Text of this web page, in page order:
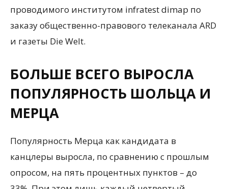
проводимого институтом infratest dimap по
заказу общественно-правового телеканала ARD
и газеты Die Welt.
БОЛЬШЕ ВСЕГО ВЫРОСЛА
ПОПУЛЯРНОСТЬ ШОЛЬЦА И
МЕРЦА
Популярность Мерца как кандидата в
канцлеры выросла, по сравнению с прошлым
опросом, на пять процентных пунктов – до